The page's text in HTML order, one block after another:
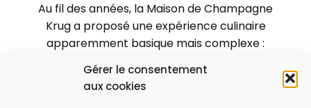
Gérer le consentement
aux cookies
Au fil des années, la Maison de Champagne
Krug a proposé une expérience culinaire
apparemment basique mais complexe :
combiner des ingrédients …